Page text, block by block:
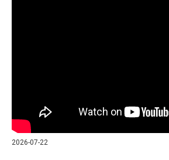
2026-07-22